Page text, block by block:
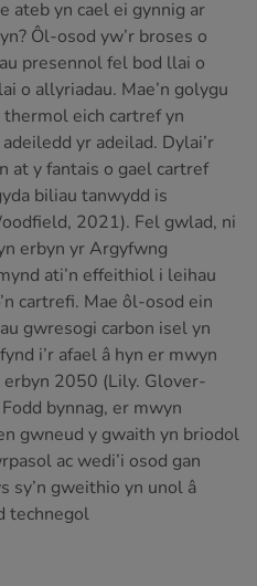
ateb yn cael ei gynnig ar
Ôl-osod yw’r broses o
presennol fel bod llai o
o allyriadau. Mae’n golygu
eich cartref yn
yr adeilad. Dylai’r
at y fantais o gael cartref
biliau tanwydd is
2021). Fel gwlad, ni
erbyn yr Argyfwng
ati’n effeithiol i leihau
cartrefi. Mae ôl-osod ein
gwresogi carbon isel yn
i’r afael â hyn er mwyn
2050 (Lily. Glover-
bynnag, er mwyn
gwneud y gwaith yn briodol
ac wedi’i osod gan
sy’n gweithio yn unol â
technegol